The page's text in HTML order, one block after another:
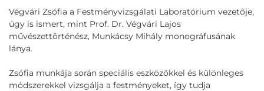
Végvári Zsófia a Festményvizsgálati Laboratórium vezetője,
úgy is ismert, mint Prof. Dr. Végvári Lajos
művészettörténész, Munkácsy Mihály monográfusának
lánya.
Zsófia munkája során speciális eszközökkel és különleges
módszerekkel vizsgálja a festményeket, így tudja